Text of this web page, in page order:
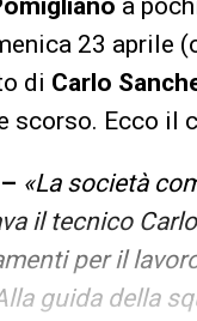
a
23 aprile
di Carlo
scorso. Ecco il
«La società
il tecnico
per il
guida della